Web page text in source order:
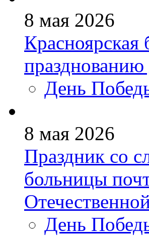
8 мая 2026
День
8 мая 2026
Праздник со
больницы
День